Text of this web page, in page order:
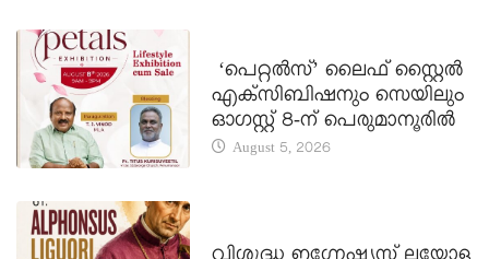
‘പെറ്റൽസ്’ ലൈഫ് സ്റ്റൈൽ
എക്സിബിഷനും സെയിലും
ഓഗസ്റ്റ് 8-ന് പെരുമാനൂരിൽ
August 5, 2026